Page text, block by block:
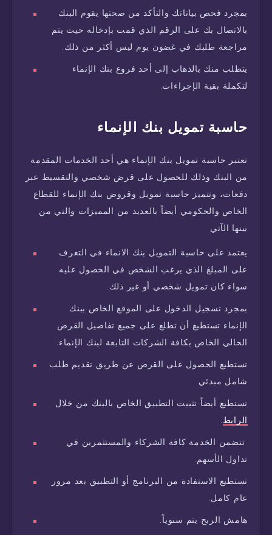
بمجرد فحص بياناتك والتأكد من صحتها يقوم البنك
بالاتصال بك على الرقم الذي قمت بإدخاله حيث يتم
مراجعة طلبك في غضون يوم ليس أكثر من ذلك.
يتطلب منك بالذهاب إلى أحد فروع بنك الإنماء
لتكملة بقية الإجراءات.
حاسبة تمويل بنك الإنماء
تعتبر حاسبة تمويل بنك الإنماء هي أحد الخدمات المقدمة
من البنك وذلك للحصول على قرض شخصي والتقسيط عبر
دفعات، وتتميز حاسبة تمويل وقروض بنك الإنماء للقطاع
الخاص والحكومي أيضاً بالعديد من المميزات والتي من
بينها الآتي
يعتمد على حاسبة التمويل بنك الانماء في التعرف
على المبلغ الذي يرغب الشخص في الحصول عليه
سواء كان تمويل شخصي أو غير ذلك.
بمجرد تسجيل الدخول على الموقع الخاص ببنك
الإنماء تستطيع أن تطلع على جميع تفاصيل القرض
الحالي الخاص بكافة الشركات التابعة لبنك الإنماء.
تستطيع الحصول على القرض عن طريق تقديم طلب
شامل مبدئي.
تستطيع أيضاً تثبيت التطبيق الخاص بالبنك من خلال
الرابط.‏
تتضمن الخدمة كافة الشركاء والمستثمرين في
تداول الأسهم.
تستطيع الاستفادة من البرنامج أو التطبيق بعد مرور
عام كامل.
هامش الربح يتم سنوياً.